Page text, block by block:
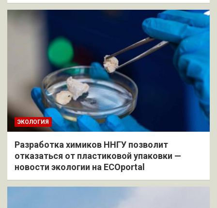
ЭКОЛОГИЯ
Разработка химиков ННГУ позволит
отказаться от пластиковой упаковки —
новости экологии на ECOportal